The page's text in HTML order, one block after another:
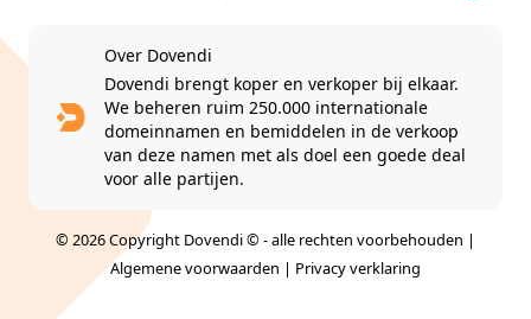
Over Dovendi
Dovendi brengt koper en verkoper bij elkaar.
We beheren ruim 250.000 internationale
domeinnamen en bemiddelen in de verkoop
van deze namen met als doel een goede deal
voor alle partijen.
© 2026 Copyright Dovendi © - alle rechten voorbehouden |
Algemene voorwaarden | Privacy verklaring